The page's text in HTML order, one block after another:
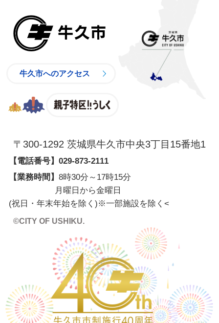
牛久市へのアクセス
〒300-1292 茨城県牛久市中央3丁目15番地1
【電話番号】 029-873-2111
【業務時間】 8時30分～17時15分
月曜日から金曜日
(祝日・年末年始を除く)※一部施設を除く <
©CITY OF USHIKU.